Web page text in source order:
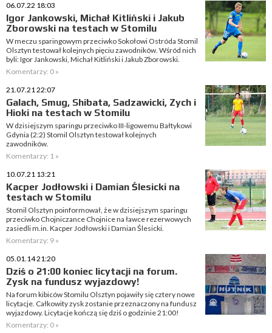
06.07.22 18:03
Igor Jankowski, Michał Kitliński i Jakub
Zborowski na testach w Stomilu
W meczu sparingowym przeciwko Sokołowi Ostróda Stomil
Olsztyn testował kolejnych pięciu zawodników. Wśród nich
byli: Igor Jankowski, Michał Kitliński i Jakub Zborowski.
Komentarzy: 0 »
21.07.21 22:07
Galach, Smug, Shibata, Sadzawicki, Zych i
Hioki na testach w Stomilu
W dzisiejszym sparingu przeciwko III-ligowemu Bałtykowi
Gdynia (2:2) Stomil Olsztyn testował kolejnych
zawodników.
Komentarzy: 1 »
10.07.21 13:21
Kacper Jodłowski i Damian Ślesicki na
testach w Stomilu
Stomil Olsztyn poinformował, że w dzisiejszym sparingu
przeciwko Chojniczance Chojnice na ławce rezerwowych
zasiedli m.in. Kacper Jodłowski i Damian Ślesicki.
Komentarzy: 9 »
05.01.14 21:20
Dziś o 21:00 koniec licytacji na forum.
Zysk na fundusz wyjazdowy!
Na forum kibiców Stomilu Olsztyn pojawiły się cztery nowe
licytacje. Całkowity zysk zostanie przeznaczony na fundusz
wyjazdowy. Licytacje kończą się dziś o godzinie 21:00!
Komentarzy: 0 »